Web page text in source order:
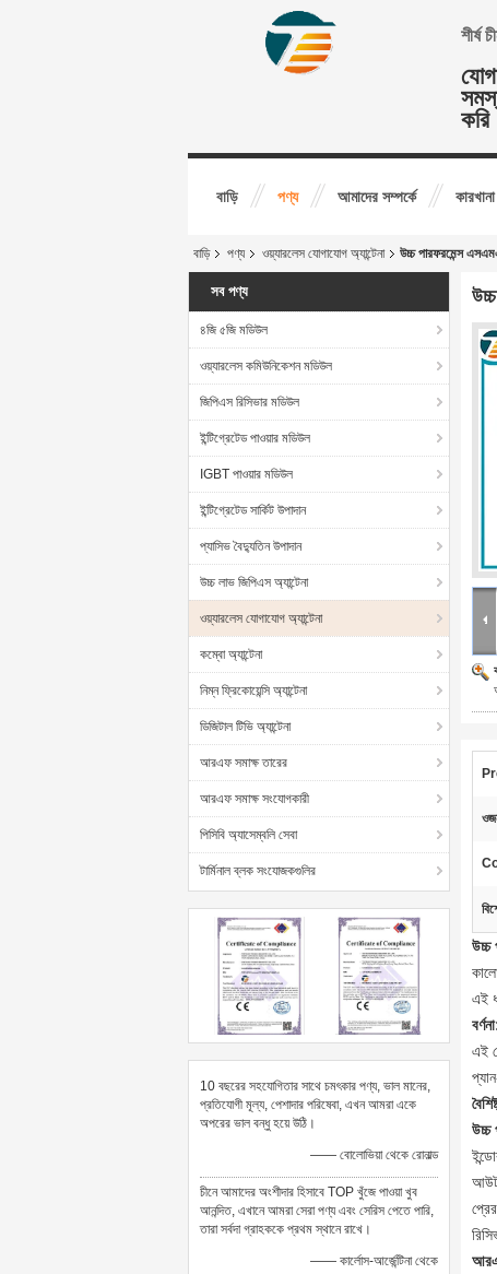
শীর্ষ
বাড়ি পণ্য আমাদের সম্পর্কে
বাড়ি পণ্য ওয়্যারলেস যোগাযোগ অ্যান্টেনা উচ্চ পারফরমেন্স এসএমএ
সব পণ্য
৪জি ৫জি মডিউল
ওয়্যারলেস কমিউনিকেশন মডিউল
জিপিএস রিসিভার মডিউল
ইন্টিগ্রেটেড পাওয়ার মডিউল
IGBT পাওয়ার মডিউল
ইন্টিগ্রেটেড সার্কিট উপাদান
প্যাসিভ বৈদ্যুতিন উপাদান
উচ্চ লাভ জিপিএস অ্যান্টেনা
ওয়্যারলেস যোগাযোগ অ্যান্টেনা
কম্বো অ্যান্টেনা
নিম্ন ফ্রিকোয়েন্সি অ্যান্টেনা
ডিজিটাল টিভি অ্যান্টেনা
আরএফ সমাক্ষ তারের
আরএফ সমাক্ষ সংযোগকারী
পিসিবি অ্যাসেম্বলি সেবা
টার্মিনাল ব্লক সংযোজকগুলির
10 বছরের সহযোগিতার সাথে চমৎকার পণ্য, ভাল মানের,
প্রতিযোগী মূল্য, পেশাদার পরিষেবা, এখন আমরা একে
অপরের ভাল বন্ধু হয়ে উঠি।
—— বোলোভিয়া থেকে রোনাল্ড
চীনে আমাদের অংশীদার হিসাবে TOP খুঁজে পাওয়া খুব
আনন্দিত, এখানে আমরা সেরা পণ্য এবং সেরিস পেতে পারি,
তারা সর্বদা গ্রাহককে প্রথম স্থানে রাখে।
—— কার্লোস-আর্জেন্টিনা থেকে
উচ্চ
এই
এই
উচ্চ